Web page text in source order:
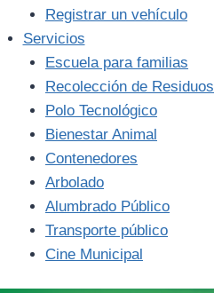
Registrar un vehículo
Servicios
Escuela para familias
Recolección de Residuos
Polo Tecnológico
Bienestar Animal
Contenedores
Arbolado
Alumbrado Público
Transporte público
Cine Municipal